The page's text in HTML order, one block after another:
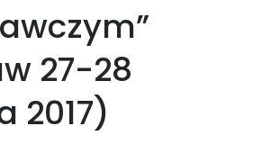
27-28
2017)